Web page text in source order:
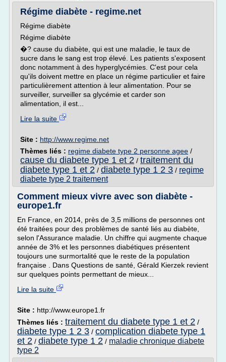
Régime diabète - regime.net
Régime diabète
Régime diabète
�? cause du diabète, qui est une maladie, le taux de
sucre dans le sang est trop élevé. Les patients s'exposent
donc notamment à des hyperglycémies. C'est pour cela
qu'ils doivent mettre en place un régime particulier et faire
particulièrement attention à leur alimentation. Pour se
surveiller, surveiller sa glycémie et carder son
alimentation, il est...
Lire la suite
Site : http://www.regime.net
Thèmes liés : regime diabete type 2 personne agee /
cause du diabete type 1 et 2 / traitement du
diabete type 1 et 2 / diabete type 1 2 3 / regime
diabete type 2 traitement
Comment mieux vivre avec son diabète -
europe1.fr
En France, en 2014, près de 3,5 millions de personnes ont
été traitées pour des problèmes de santé liés au diabète,
selon l'Assurance maladie. Un chiffre qui augmente chaque
année de 3% et les personnes diabétiques présentent
toujours une surmortalité que le reste de la population
française . Dans Questions de santé, Gérald Kierzek revient
sur quelques points permettant de mieux...
Lire la suite
Site : http://www.europe1.fr
Thèmes liés : traitement du diabete type 1 et 2 /
diabete type 1 2 3 / complication diabete type 1
et 2 / diabete type 1 2 / maladie chronique diabete
type 2